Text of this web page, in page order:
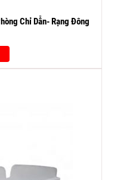
Chỉ Dẫn- Rạng Đông